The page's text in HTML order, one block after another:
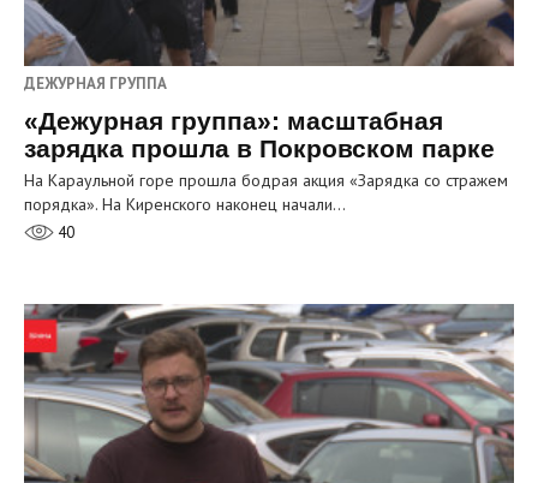
ДЕЖУРНАЯ ГРУППА
«Дежурная группа»: масштабная
зарядка прошла в Покровском парке
На Караульной горе прошла бодрая акция «Зарядка со стражем
порядка». На Киренского наконец начали…
40